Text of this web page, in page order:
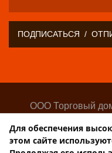
ООО Торговый
Разработка:
Для обеспечения
этом сайте